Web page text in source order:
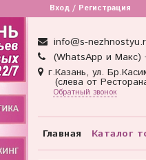
Вход / Регистрация
info@s-
(WhatsApp и Макс)
г.Казань, ул.
(слева от
Обратный звонок
Главная Каталог